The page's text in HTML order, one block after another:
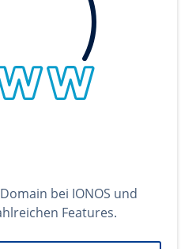
bei IONOS und
Features.